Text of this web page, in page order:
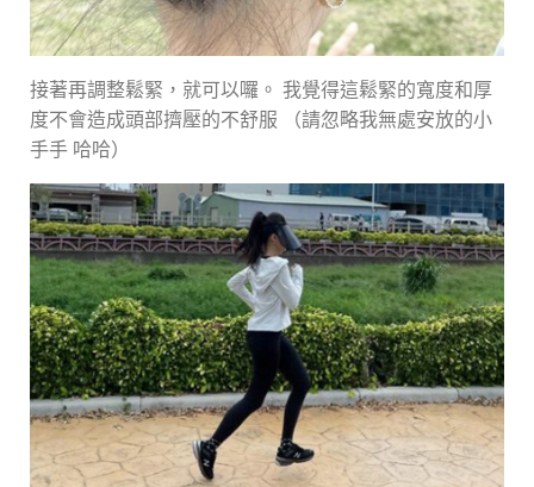
接著再調整鬆緊，就可以囉。 我覺得這鬆緊的寬度和厚
度不會造成頭部擠壓的不舒服 （請忽略我無處安放的小
手手 哈哈）